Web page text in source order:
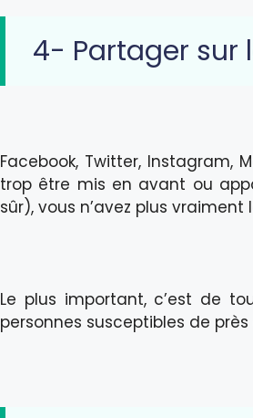
4- Partager sur
Facebook, Twitter, Instagram,
trop être mis en avant ou
sûr), vous n’avez plus vraiment
Le plus important, c’est de
personnes susceptibles de